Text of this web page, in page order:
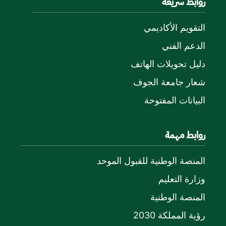
التقويم الأكاديمي
الدعم الفني
دليل تحويلات الهاتف
شعار جامعة الجوف
البيانات المفتوحة
روابط مهمة
المنصة الوطنية للقبول الموحد
وزارة التعليم
المنصة الوطنية
رؤية المملكة 2030